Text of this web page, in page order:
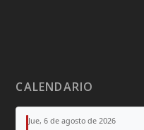
CALENDARIO
Jue, 6 de agosto de 2026